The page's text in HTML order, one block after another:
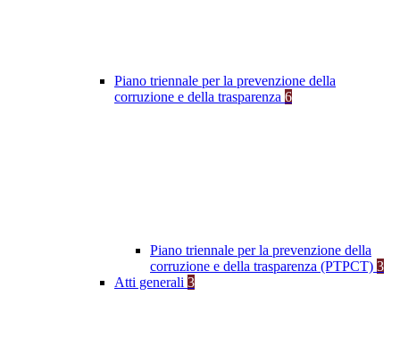
Piano triennale per la prevenzione della
corruzione e della trasparenza 6
Piano triennale per la prevenzione della
corruzione e della trasparenza (PTPCT) 3
Atti generali 3